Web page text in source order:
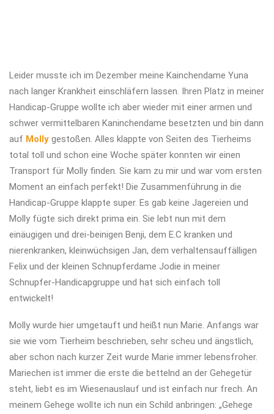
Leider musste ich im Dezember meine Kainchendame Yuna
nach langer Krankheit einschläfern lassen. Ihren Platz in meiner
Handicap-Gruppe wollte ich aber wieder mit einer armen und
schwer vermittelbaren Kaninchendame besetzten und bin dann
auf Molly gestoßen. Alles klappte von Seiten des Tierheims
total toll und schon eine Woche später konnten wir einen
Transport für Molly finden. Sie kam zu mir und war vom ersten
Moment an einfach perfekt! Die Zusammenführung in die
Handicap-Gruppe klappte super. Es gab keine Jagereien und
Molly fügte sich direkt prima ein. Sie lebt nun mit dem
einäugigen und drei-beinigen Benji, dem E.C kranken und
nierenkranken, kleinwüchsigen Jan, dem verhaltensauffälligen
Felix und der kleinen Schnupferdame Jodie in meiner
Schnupfer-Handicapgruppe und hat sich einfach toll
entwickelt!
Molly wurde hier umgetauft und heißt nun Marie. Anfangs war
sie wie vom Tierheim beschrieben, sehr scheu und ängstlich,
aber schon nach kurzer Zeit wurde Marie immer lebensfroher.
Mariechen ist immer die erste die bettelnd an der Gehegetür
steht, liebt es im Wiesenauslauf und ist einfach nur frech. An
meinem Gehege wollte ich nun ein Schild anbringen: „Gehege